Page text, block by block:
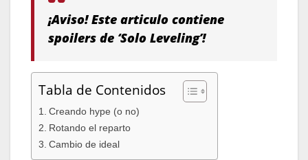
¡Aviso! Este articulo contiene
spoilers de ‘Solo Leveling’!
Tabla de Contenidos
Creando hype (o no)
Rotando el reparto
Cambio de ideal